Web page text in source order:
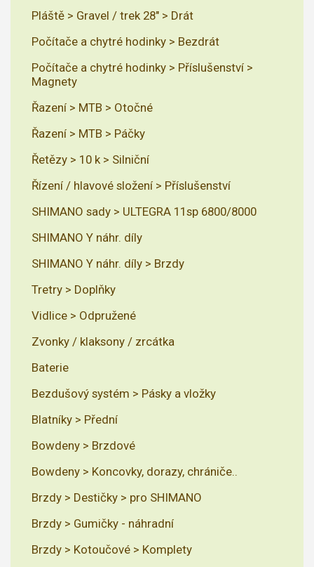
Pláště > Gravel / trek 28" > Drát
Počítače a chytré hodinky > Bezdrát
Počítače a chytré hodinky > Příslušenství >
Magnety
Řazení > MTB > Otočné
Řazení > MTB > Páčky
Řetězy > 10 k > Silniční
Řízení / hlavové složení > Příslušenství
SHIMANO sady > ULTEGRA 11sp 6800/8000
SHIMANO Y náhr. díly
SHIMANO Y náhr. díly > Brzdy
Tretry > Doplňky
Vidlice > Odpružené
Zvonky / klaksony / zrcátka
Baterie
Bezdušový systém > Pásky a vložky
Blatníky > Přední
Bowdeny > Brzdové
Bowdeny > Koncovky, dorazy, chrániče..
Brzdy > Destičky > pro SHIMANO
Brzdy > Gumičky - náhradní
Brzdy > Kotoučové > Komplety